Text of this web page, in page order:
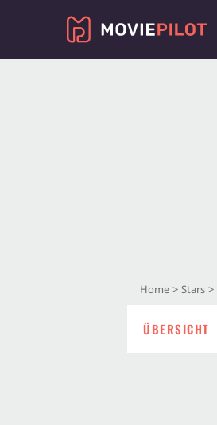
Home Stars
ÜBERSICHT